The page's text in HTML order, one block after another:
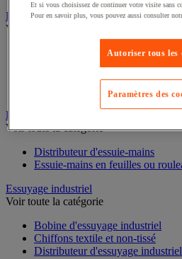
Équipement sanitaires, douche et salle
Voir toute la catégorie
Cloison et cabine pour sanitaires
Équipement douche
Équipement salle de bain
Équipement sanitaires
Essuie-mains et distributeur d’essuie-
Voir toute la catégorie
Distributeur d'essuie-mains
Essuie-mains en feuilles ou
Essuyage industriel
Voir toute la catégorie
Bobine d'essuyage industriel
Chiffons textile et non-tissé
Distributeur d'essuyage industriel
Et si vous choisissez de continuer votre visite sans
Pour en savoir plus, vous pouvez aussi consulter
Autoriser tous les
Paramètres des